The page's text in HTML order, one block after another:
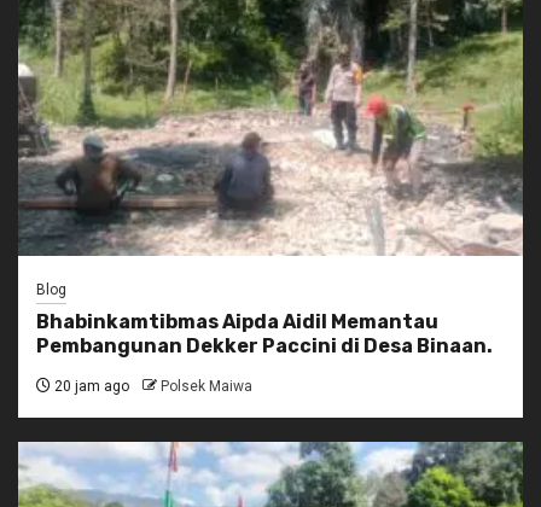
Blog
Bhabinkamtibmas Aipda Aidil Memantau
Pembangunan Dekker Paccini di Desa Binaan.
20 jam ago Polsek Maiwa